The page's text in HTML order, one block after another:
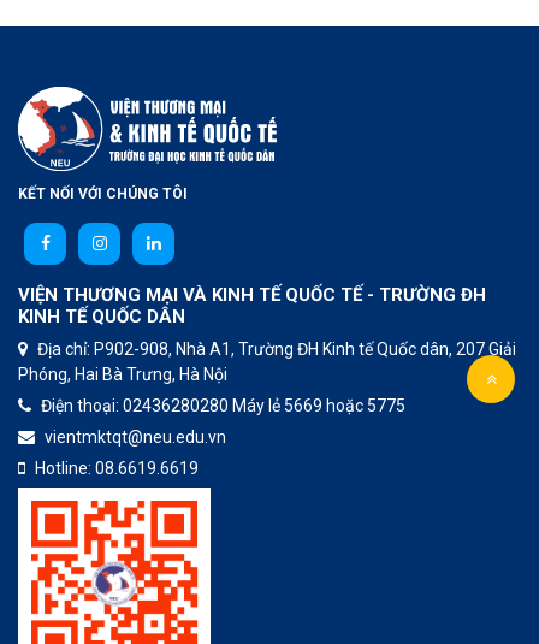
KẾT NỐI VỚI CHÚNG TÔI
VIỆN THƯƠNG MẠI VÀ KINH TẾ QUỐC TẾ - TRƯỜNG ĐH
KINH TẾ QUỐC DÂN
Địa chỉ: P902-908, Nhà A1, Trường ĐH Kinh tế Quốc dân, 207 Giải
Phóng, Hai Bà Trưng, Hà Nội
Điện thoại: 02436280280 Máy lẻ 5669 hoặc 5775
vientmktqt@neu.edu.vn
Hotline: 08.6619.6619